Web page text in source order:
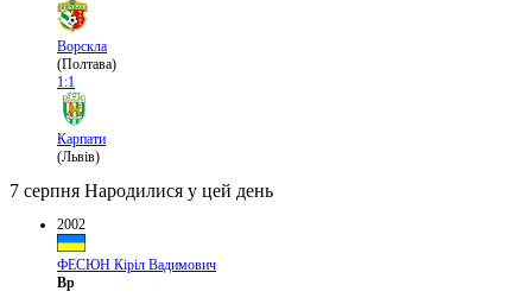
Ворскла
(Полтава)
1:1
Карпати
(Львів)
7 серпня Народилися у цей день
2002
ФЕСЮН Кіріл Вадимович
Вр